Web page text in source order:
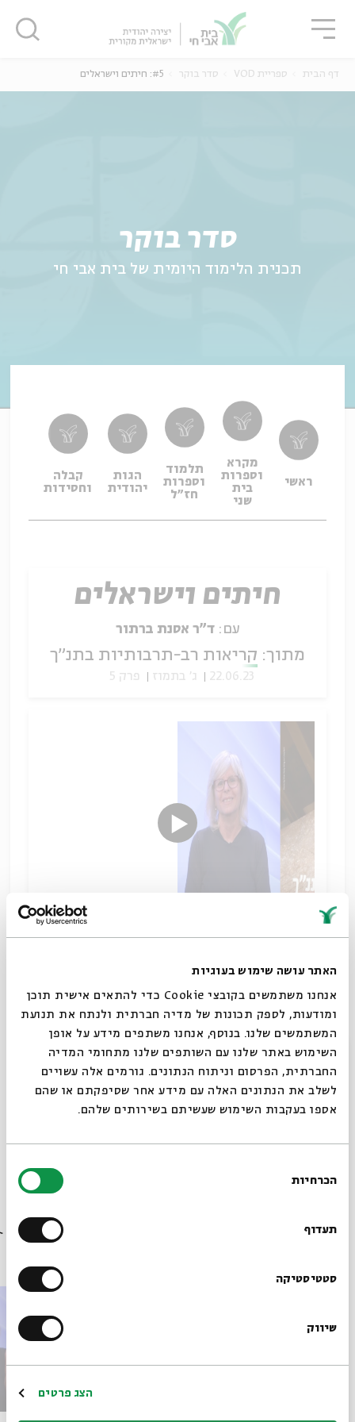
האתר עושה שימוש בעוגיות
אנחנו משתמשים בקובצי Cookie כדי להתאים אישית תוכן
ומודעות, לספק תכונות של מדיה חברתית ולנתח את תנועת
המשתמשים שלנו. בנוסף, אנחנו משתפים מידע על אופן
השימוש באתר שלנו עם השותפים שלנו מתחומי המדיה
החברתית, הפרסום וניתוח הנתונים. גורמים אלה עשויים
לשלב את הנתונים האלה עם מידע אחר שסיפקתם או שהם
אספו בעקבות השימוש שעשיתם בשירותים שלהם.
הסכמה
הכרחיות
תעדוף
סטטיסטיקה
שיווק
הצג פרטים
סדר בוקר
תכנית הלימוד היומית של בית אבי חי
דף הבית ספריית VOD סדר בוקר #5: חיתים וישראלים
ראשי
מקרא
וספרות
בית
שני
תלמוד
וספרות
חז"ל
הגות
יהודית
קבלה
וחסידות
חיתים וישראלים
עם: ד"ר אסנת ברתור
מתוך: קריאות רב-תרבותיות בתנ"ך
22.06.23 ג' בתמוז פרק 5
שיתוף
היסטוריה יהודית
אסנת ברתור
הורדת מקורות מתוך אירוע קריאות רב-תרבותיות בתנ"ך
סגור
סגור